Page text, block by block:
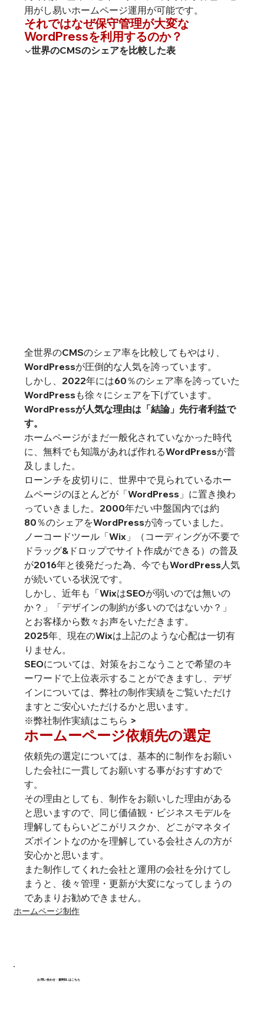
用がし易いホームページ運用が可能です。
それではなぜ保守管理が大変な
WordPressを利用するのか？
▼世界のCMSのシェアを比較した表
全世界のCMSのシェア率を比較してもやはり、
WordPressが圧倒的な人気を誇っています。
しかし、2022年に⁨⁩は60％のシェア率を誇っていた
WordPressも徐々にシェアを下げています。
WordPressが人気な理由は「結論」先行者利益で
す。
ホームページがまだ一般化されていなかった時代
に、無料でも知識があれば作れるWordPressが普
及しました。
ローンチを皮切りに、世界中で見られているホー
ムページのほとんどが「WordPress」に置き換わ
っていきました。2000年だい中盤国内では約
80％のシェアをWordPressが誇っていました。
ノーコードツール「Wix」（コーディングが不要で
ドラッグ&ドロップでサイト作成ができる）の普及
が2016年と後発だった為、今でもWordPress人気
が続いている状況です。
しかし、近年も「WixはSEOが弱いのでは無いの
か？」「デザインの制約が多いのではないか？」
とお客様から数々お声をいただきます。
2025年、現在のWixは上記のような心配は一切有
りません。
SEOについては、対策をおこなうことで希望のキ
ーワードで上位表示することができますし、デザ
インについては、弊社の制作実績をご覧いただけ
ますとご安心いただけるかと思います。
※弊社制作実績はこちら >
ホームーページ依頼先の選定
依頼先の選定については、基本的に制作をお願い
した会社に一貫してお願いする事がおすすめで
す。
その理由としても、制作をお願いした理由がある
と思いますので、同じ価値観・ビジネスモデルを
理解してもらいどこがリスクか、どこがマネタイ
ズポイントなのかを理解している会社さんの方が
安心かと思います。
また制作してくれた会社と運用の会社を分けてし
まうと、後々管理・更新が大変になってしまうの
であまりお勧めできません。
ホームページ制作
お問い合わせ・資料DLはこちら